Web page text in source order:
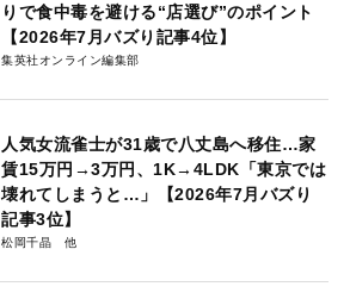
りで食中毒を避ける“店選び”のポイント
【2026年7月バズり記事4位】
集英社オンライン編集部
人気女流雀士が31歳で八丈島へ移住…家
賃15万円→3万円、1K→4LDK「東京では
壊れてしまうと…」【2026年7月バズり
記事3位】
松岡千晶